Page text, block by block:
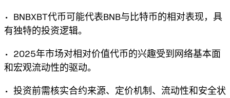
• BNBXBT代币可能代表BNB与比特币的相对表现，具
有独特的投资逻辑。
• 2025年市场对相对价值代币的兴趣受到网络基本面
和宏观流动性的驱动。
• 投资前需核实合约来源、定价机制、流动性和安全状